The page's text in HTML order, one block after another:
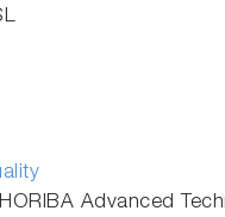
HORIBA Advanced